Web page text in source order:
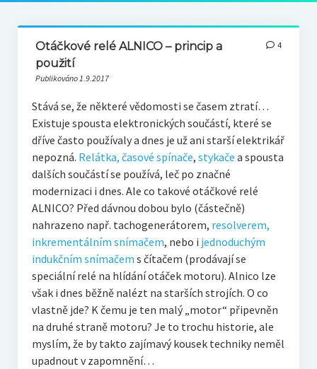
Otáčkové relé ALNICO – princip a
použití
Publikováno 1.9.2017
4
Stává se, že některé vědomosti se časem ztratí…
Existuje spousta elektronických součástí, které se
dříve často používaly a dnes je už ani starší elektrikář
nepozná. Relátka, časové spínače, stykače a spousta
dalších součástí se používá, leč po značné
modernizaci i dnes. Ale co takové otáčkové relé
ALNICO? Před dávnou dobou bylo (částečně)
nahrazeno např. tachogenerátorem, resolverem,
inkrementálním snímačem, nebo i jednoduchým
indukčním snímačem s čítačem (prodávají se
speciální relé na hlídání otáček motoru). Alnico lze
však i dnes běžně nalézt na starších strojích. O co
vlastně jde? K čemu je ten malý „motor“ připevněn
na druhé straně motoru? Je to trochu historie, ale
myslím, že by takto zajímavý kousek techniky neměl
upadnout v zapomnění…